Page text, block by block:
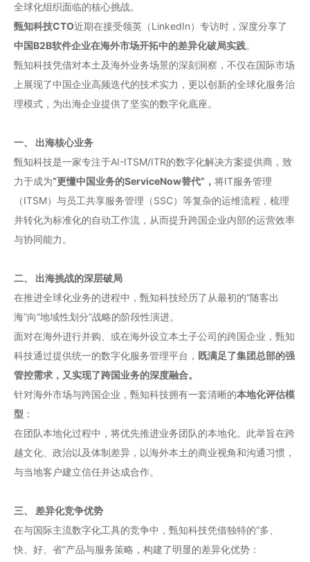
全球化组织面临的核心挑战。
甄知科技CTO近期在接受领英（LinkedIn）专访时，深度分享了
中国B2B软件企业在海外市场开拓中的差异化破局实践。
甄知科技凭借对本土及海外业务场景的深刻洞察，不仅在国际市场
上展现了中国企业高频迭代的技术实力，更以创新的全球化服务治
理模式，为出海企业提供了坚实的数字化底座。
一、 出海核心业务
甄知科技是一家专注于AI-ITSM/ITR的数字化解决方案提供商，致
力于成为“更懂中国业务的ServiceNow替代”， 将IT服务管理
（ITSM）与员工共享服务管理（SSC）等复杂的运维流程，梳理
并转化为标准化的自动工作流，从而提升跨国企业内部的运营效率
与协同能力。
二、 出海挑战的深层破局
在推进全球化业务的进程中，甄知科技经历了从最初的“随客出
海”向“地域性划分”战略的阶段性演进。
面对在海外进行并购、或在海外设立本土子公司的跨国企业，甄知
科技通过提供统一的数字化服务管理平台， 既满足了集团总部的强
管控需求，又实现了跨国业务的深度融合。
针对海外市场与跨国企业，甄知科技拥有一套清晰的本地化评估模
型 ：
在团队本地化过程中，将优先推进业务团队的本地化。此举旨在跨
越文化、政治以及体制差异，以海外本土的商业视角和沟通习惯，
与当地客户建立信任并达成合作。
三、 差异化竞争优势
在与国际主流数字化工具的竞争中，甄知科技凭借独特的“多、
快、好、省”产品与服务策略，构建了明显的差异化优势：